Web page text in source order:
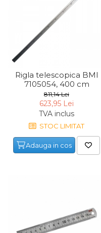
Pat Mobil Auto
Cric Hidraulic
Set / trusa chei
Chei Tubulare
Bara Tractare Auto
(combustibil)
Presa Hidraulica
Set Pentru Demontat Piulite
& Suruburi
Pompa transfer
Pompa Aer
Rigla telescopica BMI
7105054, 400 cm
811,14 Lei
623,95 Lei
TVA inclus
STOC LIMITAT
Adauga in cos